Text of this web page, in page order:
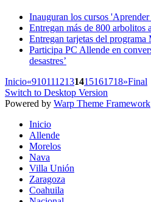
Inauguran los cursos
Entregan más de 800 arbolitos
Entregan tarjetas del
Participa PC Allende en
desastres’
Inicio«9101112131415161718»Final
Switch to Desktop Version
Powered by Warp Theme Framework
Inicio
Allende
Morelos
Nava
Villa Unión
Zaragoza
Coahuila